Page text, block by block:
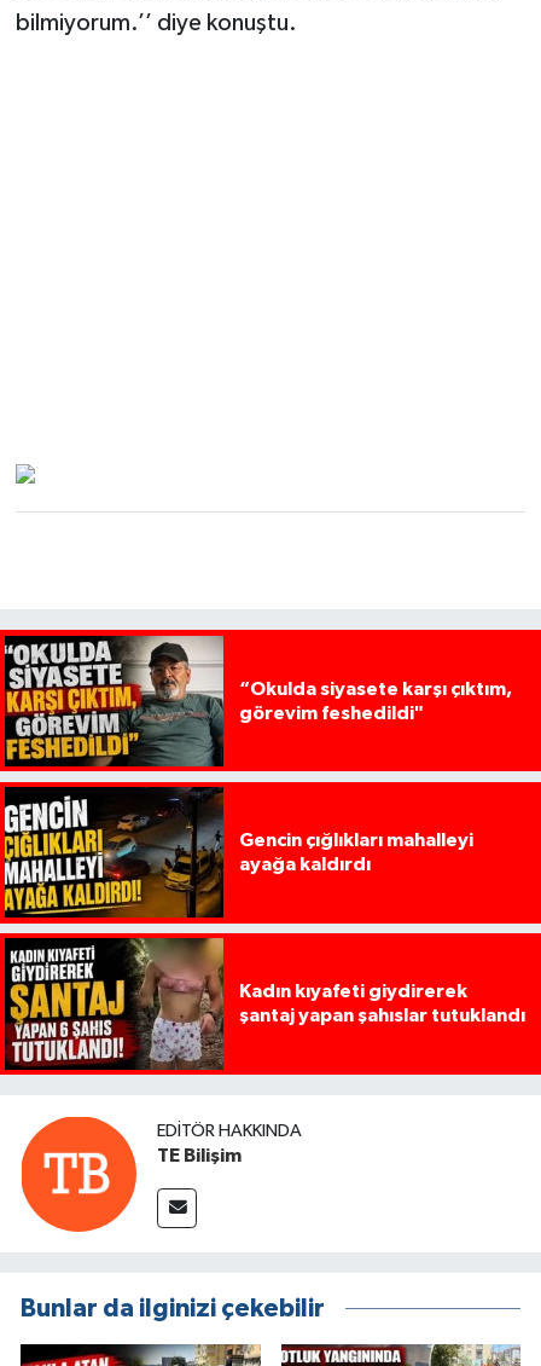
bilmiyorum.’’ diye konuştu.
“Okulda siyasete karşı çıktım,
görevim feshedildi"
Gencin çığlıkları mahalleyi
ayağa kaldırdı
Kadın kıyafeti giydirerek
şantaj yapan şahıslar tutuklandı
EDITÖR HAKKINDA
TE Bilişim
Bunlar da ilginizi çekebilir